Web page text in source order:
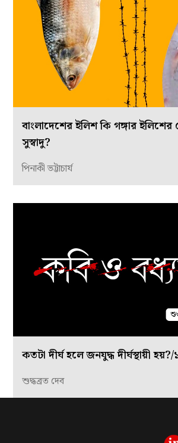
বাংলাদেশের ইলিশ কি গঙ্গার ইলিশের
সুস্বাদু?
পিনাকী ভট্টাচার্য
কতটা দীর্ঘ হলে জনযুদ্ধ দীর্ঘস্থায়ী হয়?/১
শুদ্ধব্রত দেব